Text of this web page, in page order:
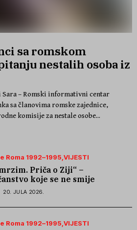
sa romskom
nestalih osoba iz
Sara – Romski informativni centar
sa članovima romske zajednice,
komisije za nestale osobe...
Roma 1992–1995 VIJESTI
Priča o Ziji“ –
koje se ne smije
20. JULA 2026.
Roma 1992–1995 VIJESTI